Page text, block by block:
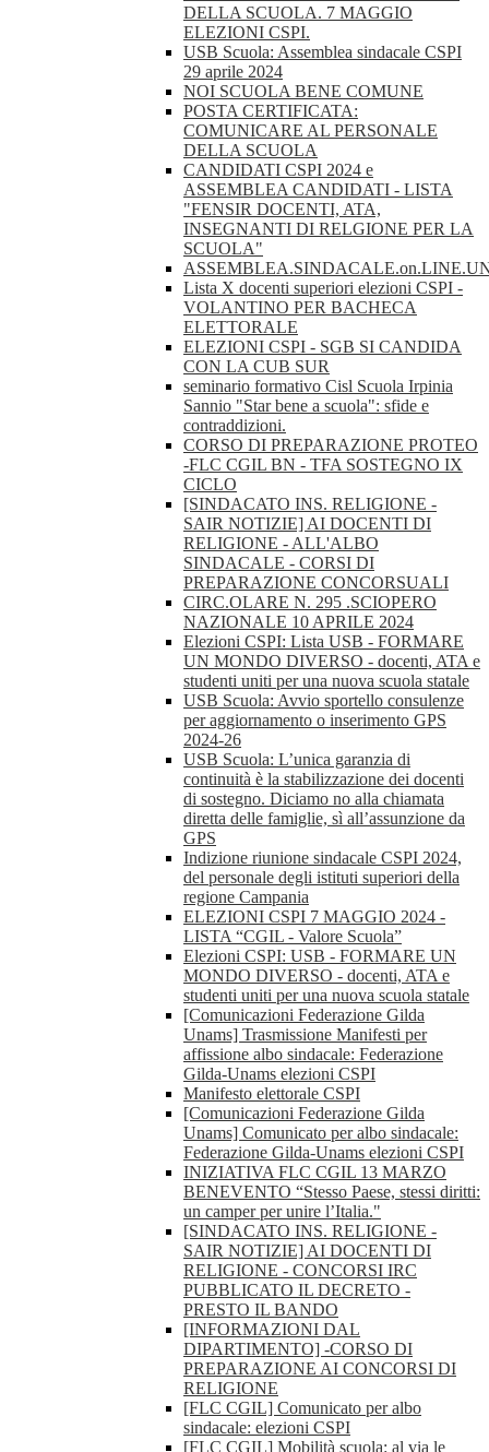
DELLA SCUOLA. 7 MAGGIO
ELEZIONI CSPI.
USB Scuola: Assemblea sindacale CSPI
29 aprile 2024
NOI SCUOLA BENE COMUNE
POSTA CERTIFICATA:
COMUNICARE AL PERSONALE
DELLA SCUOLA
CANDIDATI CSPI 2024 e
ASSEMBLEA CANDIDATI - LISTA
"FENSIR DOCENTI, ATA,
INSEGNANTI DI RELGIONE PER LA
SCUOLA"
Lista X docenti superiori elezioni CSPI -
VOLANTINO PER BACHECA
ELETTORALE
ELEZIONI CSPI - SGB SI CANDIDA
CON LA CUB SUR
seminario formativo Cisl Scuola Irpinia
Sannio "Star bene a scuola": sfide e
contraddizioni.
CORSO DI PREPARAZIONE PROTEO
-FLC CGIL BN - TFA SOSTEGNO IX
CICLO
[SINDACATO INS. RELIGIONE -
SAIR NOTIZIE] AI DOCENTI DI
RELIGIONE - ALL'ALBO
SINDACALE - CORSI DI
PREPARAZIONE CONCORSUALI
CIRC.OLARE N. 295 .SCIOPERO
NAZIONALE 10 APRILE 2024
Elezioni CSPI: Lista USB - FORMARE
UN MONDO DIVERSO - docenti, ATA e
studenti uniti per una nuova scuola statale
USB Scuola: Avvio sportello consulenze
per aggiornamento o inserimento GPS
2024-26
USB Scuola: L’unica garanzia di
continuità è la stabilizzazione dei docenti
di sostegno. Diciamo no alla chiamata
diretta delle famiglie, sì all’assunzione da
GPS
Indizione riunione sindacale CSPI 2024,
del personale degli istituti superiori della
regione Campania
ELEZIONI CSPI 7 MAGGIO 2024 -
LISTA “CGIL - Valore Scuola”
Elezioni CSPI: USB - FORMARE UN
MONDO DIVERSO - docenti, ATA e
studenti uniti per una nuova scuola statale
[Comunicazioni Federazione Gilda
Unams] Trasmissione Manifesti per
affissione albo sindacale: Federazione
Gilda-Unams elezioni CSPI
Manifesto elettorale CSPI
[Comunicazioni Federazione Gilda
Unams] Comunicato per albo sindacale:
Federazione Gilda-Unams elezioni CSPI
INIZIATIVA FLC CGIL 13 MARZO
BENEVENTO “Stesso Paese, stessi diritti:
un camper per unire l’Italia."
[SINDACATO INS. RELIGIONE -
SAIR NOTIZIE] AI DOCENTI DI
RELIGIONE - CONCORSI IRC
PUBBLICATO IL DECRETO -
PRESTO IL BANDO
[INFORMAZIONI DAL
DIPARTIMENTO] -CORSO DI
PREPARAZIONE AI CONCORSI DI
RELIGIONE
[FLC CGIL] Comunicato per albo
sindacale: elezioni CSPI
[FLC CGIL] Mobilità scuola: al via le